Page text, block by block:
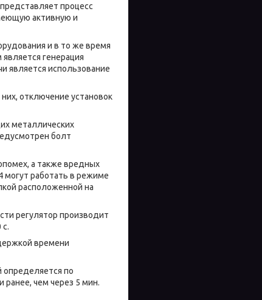
процесс
активную и
и в то же время
генерация
является использование
отключение установок
металлических
болт
а также вредных
могут работать в режиме
расположенной на
регулятор производит
времени
по
ранее, чем через 5 мин.